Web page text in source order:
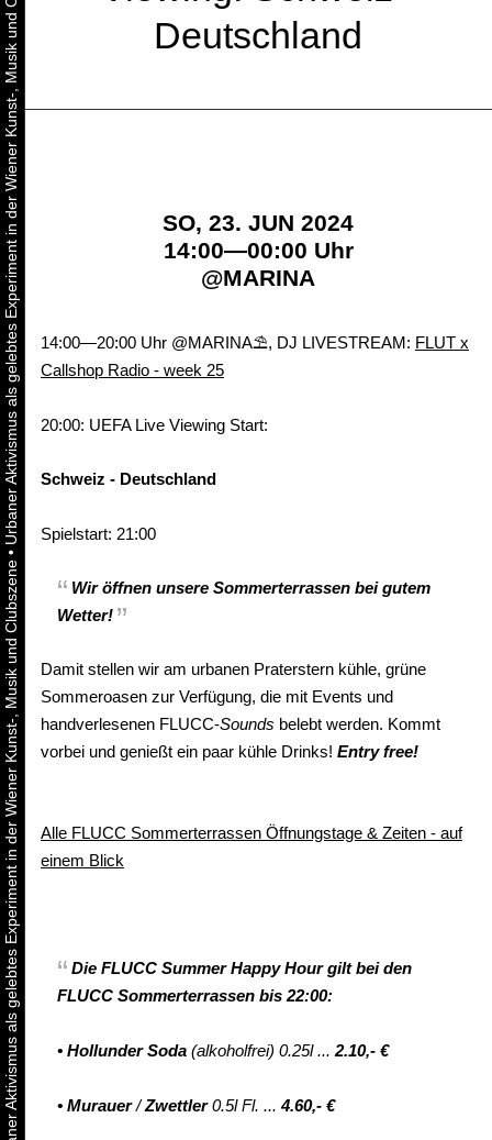
Urbaner Aktivismus als gelebtes Experiment in der Wiener Kunst-, Musik und Clubszene
•
Urbaner Aktivismus als gelebtes Experiment in der Wiener Kunst-, Musik und Clubszene
Deutschland
SO, 23. JUN 2024
14:00—00:00 Uhr
@MARINA
14:00—20:00 Uhr @MARINA⛱, DJ LIVESTREAM: FLUT x
Callshop Radio - week 25
20:00: UEFA Live Viewing Start:
Schweiz - Deutschland
Spielstart: 21:00
Wir öffnen unsere Sommerterrassen bei gutem
Wetter!
Damit stellen wir am urbanen Praterstern kühle, grüne
Sommeroasen zur Verfügung, die mit Events und
handverlesenen FLUCC-Sounds belebt werden. Kommt
vorbei und genießt ein paar kühle Drinks! Entry free!
Alle FLUCC Sommerterrassen Öffnungstage & Zeiten - auf
einem Blick
Die FLUCC Summer Happy Hourgilt bei den
FLUCC Sommerterrassen bis 22:00:
• Hollunder Soda (alkoholfrei) 0.25l ... 2.10,- €
• Murauer/Zwettler0.5l Fl. ... 4.60,- €